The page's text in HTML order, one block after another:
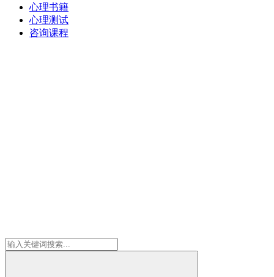
心理书籍
心理测试
咨询课程